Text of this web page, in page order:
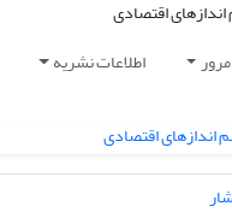
مرور اطلاعات نشریه